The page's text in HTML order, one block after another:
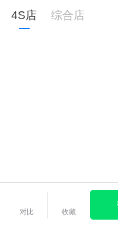
4S店 综合店
对比 收藏